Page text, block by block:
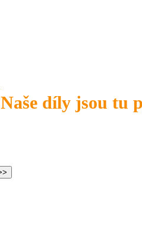
Naše díly jsou tu